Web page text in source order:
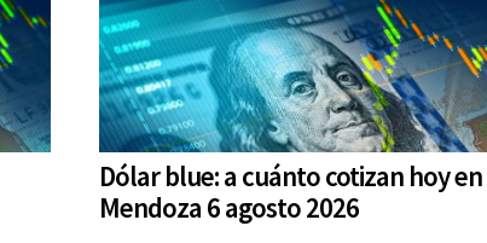
Dólar blue: a cuánto cotizan hoy en
Mendoza 6 agosto 2026